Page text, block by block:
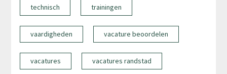
technisch trainingen
vaardigheden vacature beoordelen
vacatures vacatures randstad